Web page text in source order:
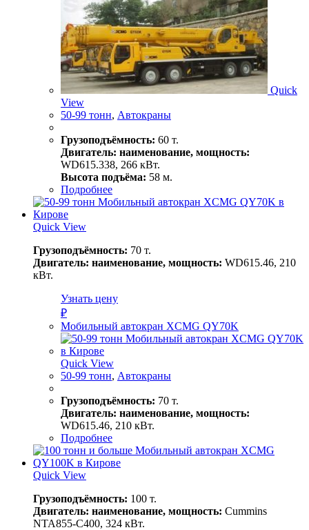
Quick
View
50-99 тонн, Автокраны
Грузоподъёмность: 60 т.
Двигатель: наименование, мощность:
WD615.338, 266 кВт.
Высота подъёма: 58 м.
Подробнее
Quick View
Грузоподъёмность: 70 т.
Двигатель: наименование, мощность: WD615.46, 210
кВт.
Узнать цену
₽
Мобильный автокран XCMG QY70K
Quick View
50-99 тонн, Автокраны
Грузоподъёмность: 70 т.
Двигатель: наименование, мощность:
WD615.46, 210 кВт.
Подробнее
Quick View
Грузоподъёмность: 100 т.
Двигатель: наименование, мощность: Cummins
NTA855-C400, 324 кВт.